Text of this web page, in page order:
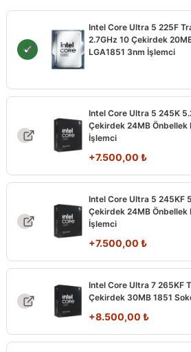
Intel Core Ultra 5 225F
2.7GHz 10 Çekirdek
LGA1851 3nm İşlemci
Intel Core Ultra 5 245K
Çekirdek 24MB Önbellek
İşlemci
+7.500,00 ₺
Intel Core Ultra 5 245KF
Çekirdek 24MB Önbellek
İşlemci
+7.500,00 ₺
Intel Core Ultra 7 265KF
Çekirdek 30MB 1851
+8.500,00 ₺